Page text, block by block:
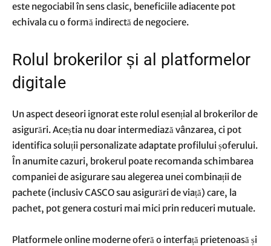
este negociabil în sens clasic, beneficiile adiacente pot
echivala cu o formă indirectă de negociere.
Rolul brokerilor și al platformelor
digitale
Un aspect deseori ignorat este rolul esențial al brokerilor de
asigurări. Aceștia nu doar intermediază vânzarea, ci pot
identifica soluții personalizate adaptate profilului șoferului.
În anumite cazuri, brokerul poate recomanda schimbarea
companiei de asigurare sau alegerea unei combinații de
pachete (inclusiv CASCO sau asigurări de viață) care, la
pachet, pot genera costuri mai mici prin reduceri mutuale.
Platformele online moderne oferă o interfață prietenoasă și